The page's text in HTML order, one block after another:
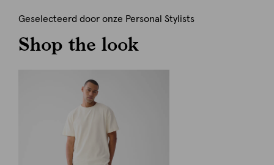
Geselecteerd door onze Personal Stylists
Shop the look